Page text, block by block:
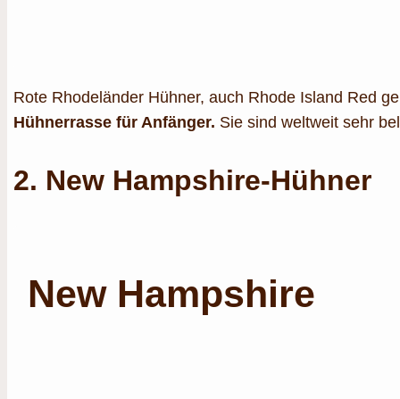
Rote Rhodeländer Hühner, auch Rhode Island Red
Hühnerrasse für Anfänger. Sie sind weltweit sehr
2. New Hampshire-Hühner
New Hampshire